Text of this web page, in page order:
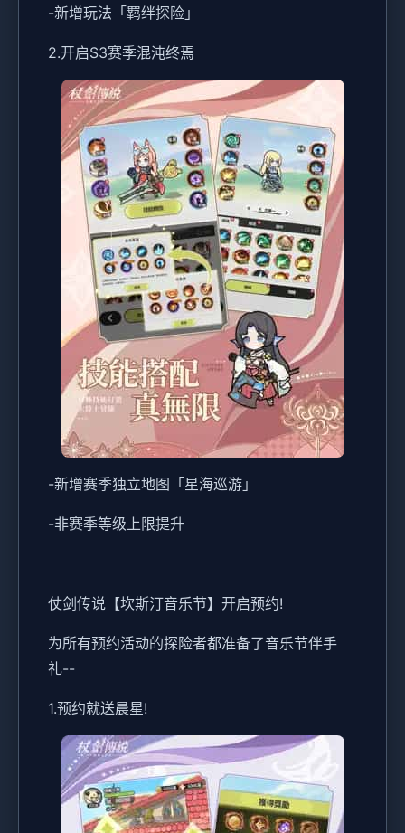
-新增玩法「羁绊探险」
2.开启S3赛季混沌终焉
-新增赛季独立地图「星海巡游」
-非赛季等级上限提升
仗剑传说【坎斯汀音乐节】开启预约!
为所有预约活动的探险者都准备了音乐节伴手
礼--
1.预约就送晨星!